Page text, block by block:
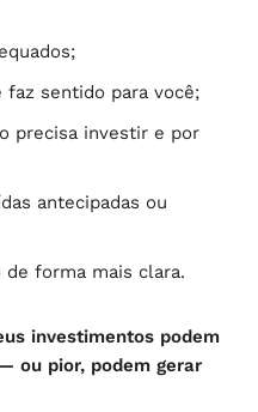
sentido para você;
precisa investir e por
antecipadas ou
de forma mais clara.
investimentos podem
ou pior, podem gerar